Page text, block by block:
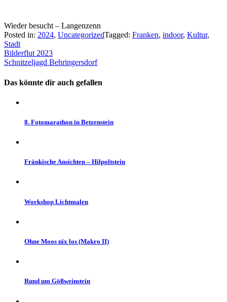
Wieder besucht – Langenzenn
Posted in: 2024, UncategorizedTagged: Franken, indoor, Kultur,
Stadt
Beitragsnavigation
Bilderflut 2023
Schnitzeljagd Behringersdorf
Das könnte dir auch gefallen
8. Fotomarathon in Betzenstein
Fränkische Ansichten – Hilpoltstein
Workshop Lichtmalen
Ohne Moos nix los (Makro II)
Rund um Gößweinstein